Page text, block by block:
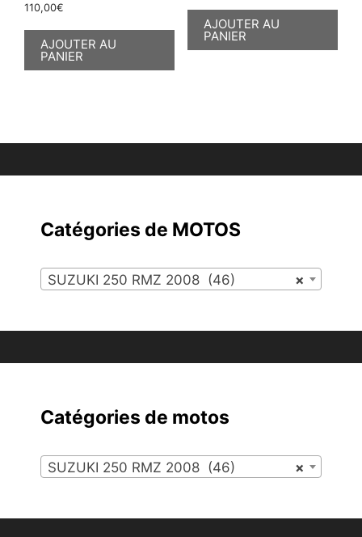
110,00€
AJOUTER AU
PANIER
AJOUTER AU
PANIER
Catégories de MOTOS
×
SUZUKI 250 RMZ 2008 (46)
Catégories de motos
×
SUZUKI 250 RMZ 2008 (46)